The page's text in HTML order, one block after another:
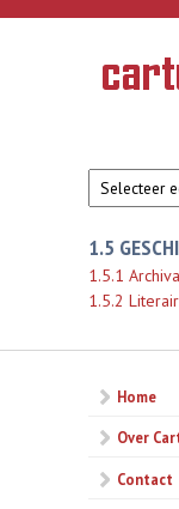
Overslaan en naar de
Geschiedenis
van de
1.5
1.5.1
1.5.2
Home
Over
Contact